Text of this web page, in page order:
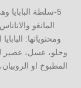
المانغو
ومحتوياتها:
وحلو، عسل، عصير
المطبوخ او